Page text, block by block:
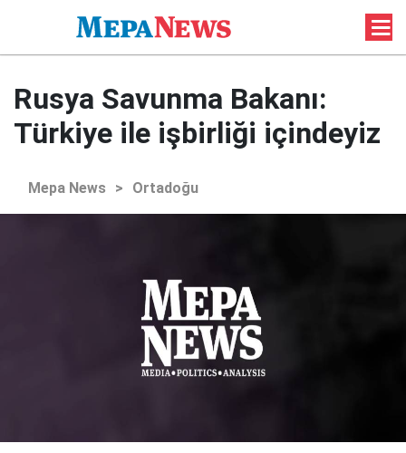
Rusya Savunma Bakanı:
Türkiye ile işbirliği içindeyiz
Mepa News > Ortadoğu